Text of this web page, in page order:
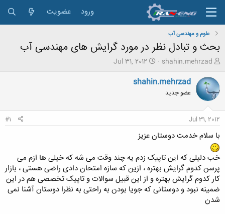
ورود عضویت
علوم و مهندسی آب
بحث و تبادل نظر در مورد گرایش های مهندسی آب
ش
و
ع
ک
ه
م
و
ض
و
ع
shahin.mehrzad
ت
ر
ع
Jul 31, 2012
shahin.mehrzad
عضو جدید
Jul 31, 2012
#1
با سلام خدمت دوستان عزیز
خب دلیلی که این تاپیک زدم یه چند وقت می شه که خیلی ها ازم می
پرسن کدوم گرایش بهتره ، ازین که سازه امتحان دادی راضی هستی ، بازار
کار کدوم گرایش بهتره و از این قبیل سوالات و تاپیک تخصصی هم در این
ضمینه نبود و دوستانی که جویا بودن به راحتی به نظرا دوستان آشنا نمی
شدن